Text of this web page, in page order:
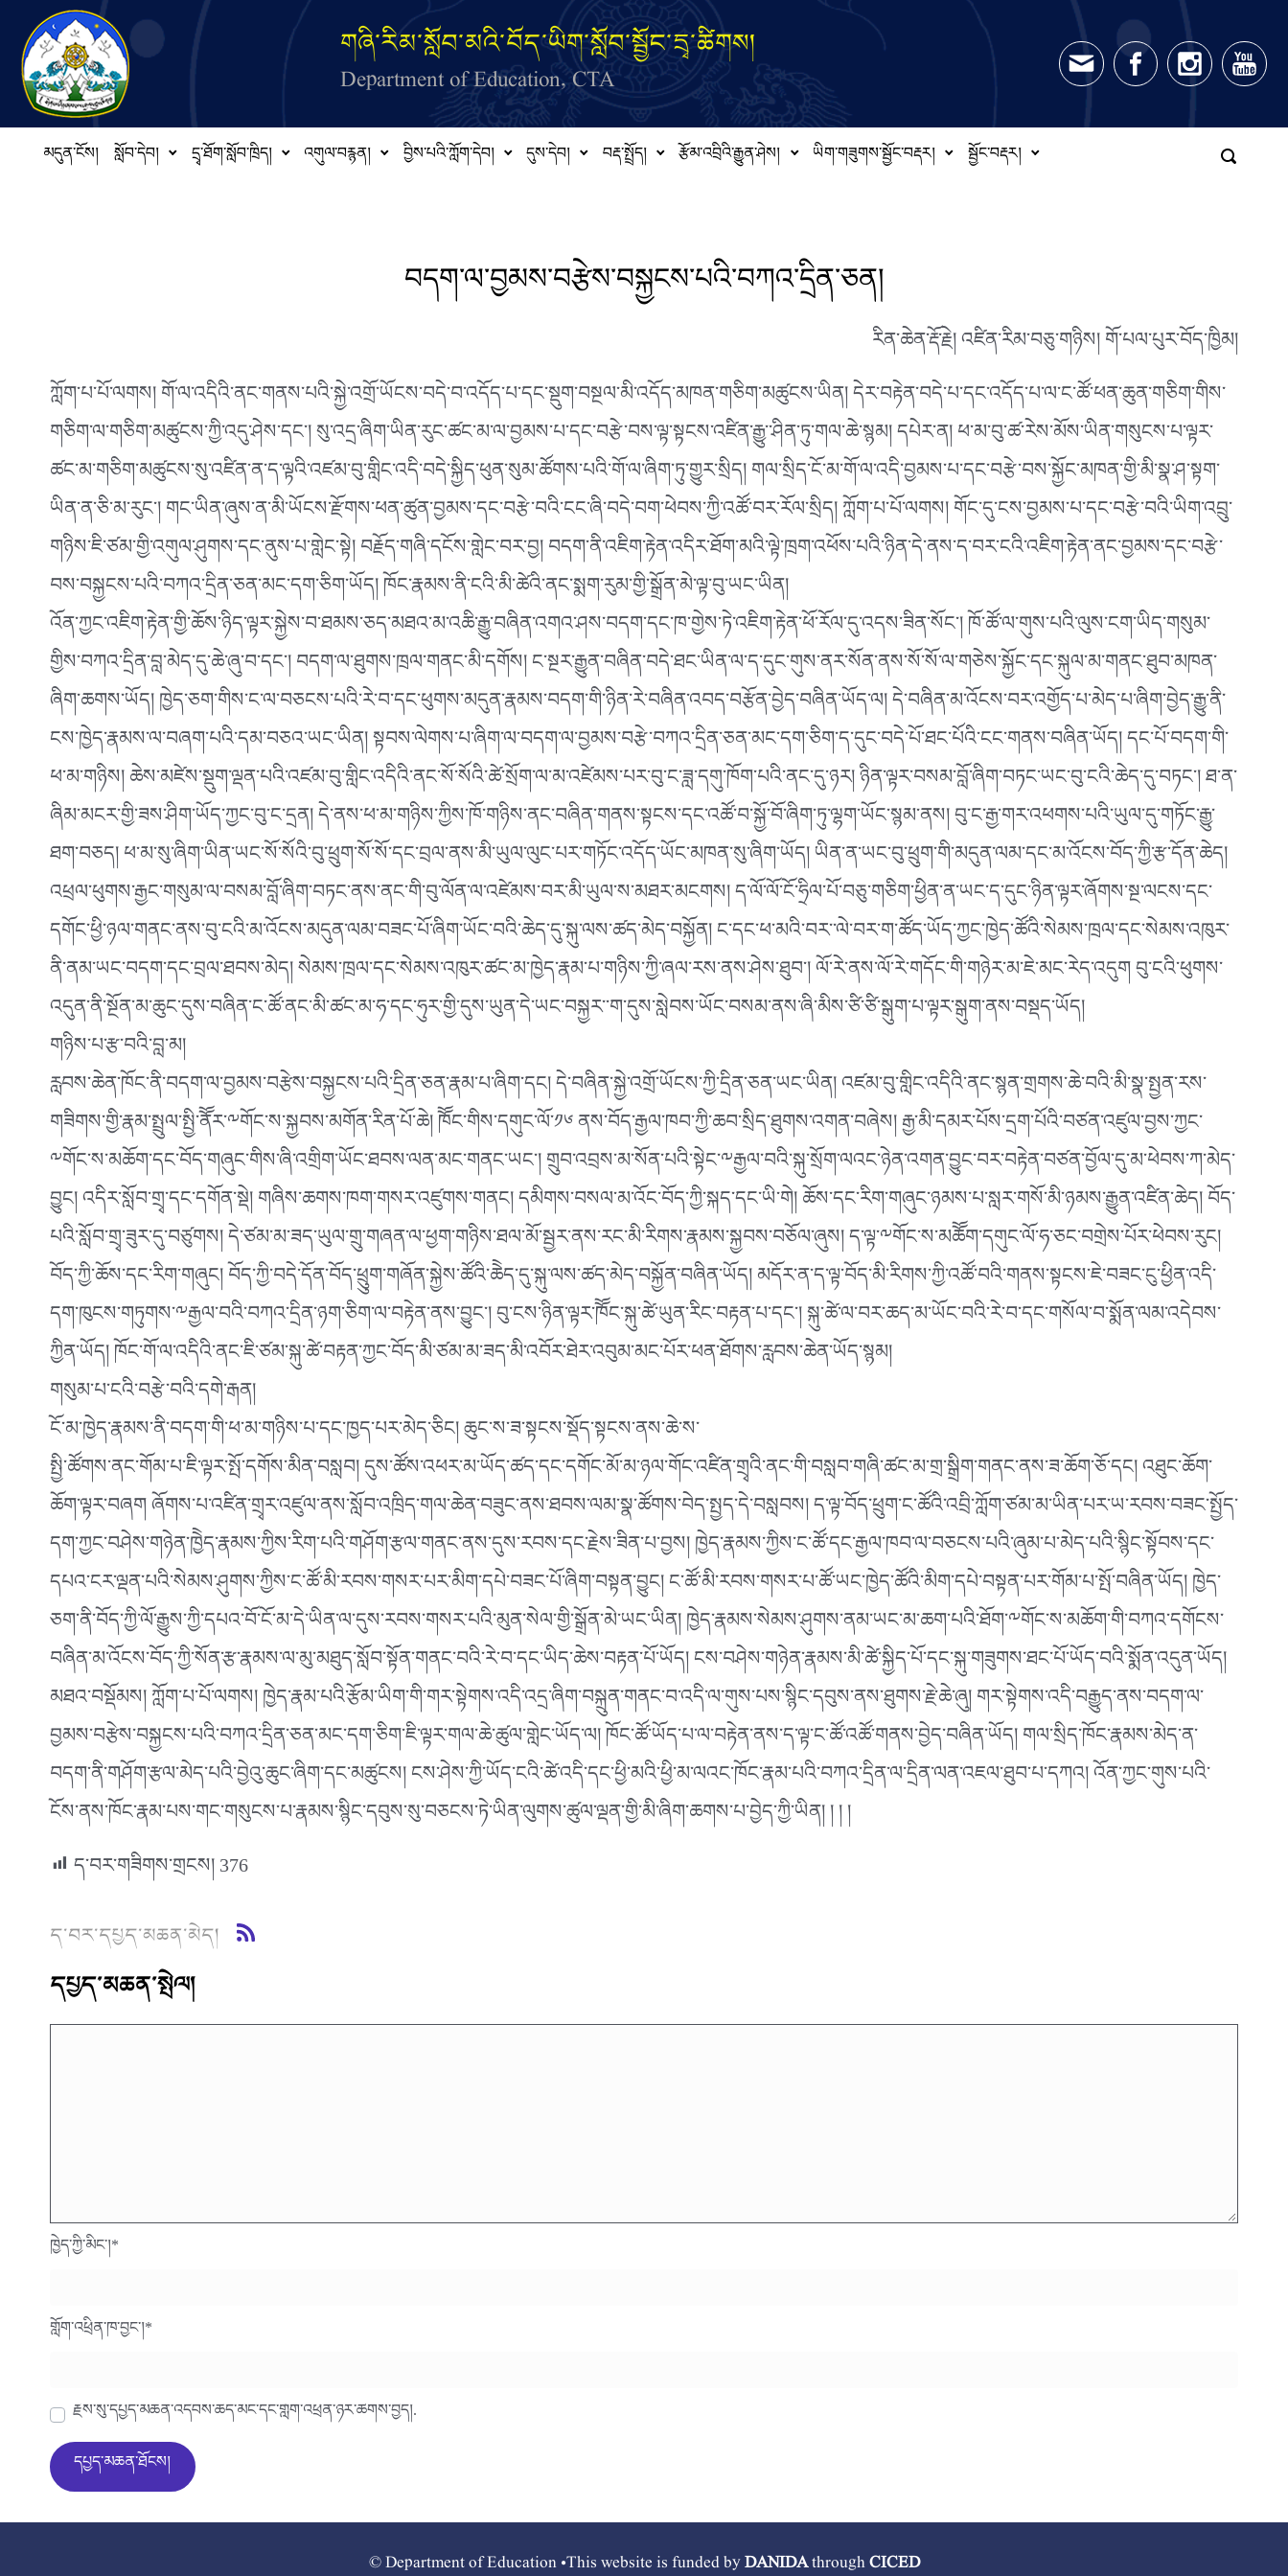
Skip to main content
གཞི་རིམ་སློབ་མའི་བོད་ཡིག་སློབ་སྦྱོང་དྲྭ་ཚིགས།
Department of Education, CTA
མདུན་ངོས། སློབ་དེབ། དྲྭ་ཐོག་སློབ་ཁྲིད། འགུལ་བརྙན། བྱིས་པའི་ཀློག་དེབ། དུས་དེབ། བརྡ་སྤྲོད། རྩོམ་འབྲིའི་རྒྱུན་ཤེས། ཡིག་གཟུགས་སྦྱོང་བརྡར། སྦྱོང་བརྡར།
བདག་ལ་བྱམས་བརྩེས་བསྐྱངས་པའི་བཀའ་དྲིན་ཅན།
རིན་ཆེན་རྡོ་རྗེ། འཛིན་རིམ་བཅུ་གཉིས། གོ་པལ་པུར་བོད་ཁྱིམ།
ཀློག་པ་པོ་ལགས། གོ་ལ་འདིའི་ནང་གནས་པའི་སྐྱེ་འགྲོ་ཡོངས་བདེ་བ་འདོད་པ་དང་སྡུག་བསྔལ་མི་འདོད་མཁན་གཅིག་མཚུངས་ཡིན། དེར་བརྟེན་བདེ་པ་དང་འདོད་པ་ལ་ང་ཚོ་ཕན་ཆུན་གཅིག་གིས་
གཅིག་ལ་གཅིག་མཚུངས་ཀྱི་འདུ་ཤེས་དང་། སུ་འདྲ་ཞིག་ཡིན་རུང་ཚང་མ་ལ་བྱམས་པ་དང་བརྩེ་བས་ལྟ་སྟངས་འཛིན་རྒྱུ་་ཤིན་ཏུ་གལ་ཆེ་སྙམ། དཔེར་ན། ཕ་མ་བུ་ཚ་རེས་མོས་ཡིན་གསུངས་པ་ལྟར་
ཚང་མ་གཅིག་མཚུངས་སུ་འཛིན་ན་ད་ལྟའི་འཛམ་བུ་གླིང་འདི་བདེ་སྐྱིད་ཕུན་སུམ་ཚོགས་པའི་གོ་ལ་ཞིག་ཏུ་གྱུར་སྲིད། གལ་སྲིད་ངོ་མ་གོ་ལ་འདི་བྱམས་པ་དང་བརྩེ་བས་སྐྱོང་མཁན་གྱི་མི་སྣ་ཤ་སྟག་
ཡིན་ན་ཅི་མ་རུང་། གང་ཡིན་ཞུས་ན་མི་ཡོངས་རྫོགས་ཕན་ཚུན་བྱམས་དང་བརྩེ་བའི་ངང་ཞི་བདེ་བག་ཕེབས་ཀྱི་འཚོ་བར་རོལ་སྲིད། ཀློག་པ་པོ་ལགས། གོང་དུ་ངས་བྱམས་པ་དང་བརྩེ་བའི་ཡིག་འབྲུ་
གཉིས་ཇི་ཙམ་གྱི་འགུལ་ཤུགས་དང་ནུས་པ་གླེང་སྟེ། བརྗོད་གཞི་དངོས་གླེང་བར་བྱ། བདག་ནི་འཇིག་རྟེན་འདིར་ཐོག་མའི་ལྟེ་ཁྲག་འཕོས་པའི་ཉིན་དེ་ནས་ད་བར་ངའི་འཇིག་རྟེན་ནང་བྱམས་དང་བརྩེ་
བས་བསྐྱངས་པའི་བཀའ་དྲིན་ཅན་མང་དག་ཅིག་ཡོད། ཁོང་རྣམས་ནི་ངའི་མི་ཚེའི་ནང་སྨག་རུམ་གྱི་སྒྲོན་མེ་ལྟ་བུ་ཡང་ཡིན།
འོན་ཀྱང་འཇིག་རྟེན་གྱི་ཆོས་ཉིད་ལྟར་སྐྱེས་བ་ཐམས་ཅད་མཐའ་མ་འཆི་རྒྱུ་བཞིན་འགའ་ཤས་བདག་དང་ཁ་གྱེས་ཏེ་འཇིག་རྟེན་ཕོ་རོལ་དུ་འདས་ཟིན་སོང་། ཁོ་ཚོ་ལ་གུས་པའི་ལུས་ངག་ཡིད་གསུམ་
གྱིས་བཀའ་དྲིན་བླ་མེད་དུ་ཆེ་ཞུ་བ་དང་། བདག་ལ་ཐུགས་ཁྲལ་གནང་མི་དགོས། ང་སྔར་རྒྱུན་བཞིན་བདེ་ཐང་ཡིན་ལ་ད་དུང་གུས་ནར་སོན་ནས་སོ་སོ་ལ་གཅེས་སྐྱོང་དང་སྐུལ་མ་གནང་ཐུབ་མཁན་
ཞིག་ཆགས་ཡོད། ཁྱེད་ཅག་གིས་ང་ལ་བཅངས་པའི་རེ་བ་དང་ཕུགས་མདུན་རྣམས་བདག་གི་ཉིན་རེ་བཞིན་འབད་བརྩོན་བྱེད་བཞིན་ཡོད་ལ། དེ་བཞིན་མ་འོངས་བར་འགྱོད་པ་མེད་པ་ཞིག་བྱེད་རྒྱུ་ནི་
ངས་ཁྱེད་རྣམས་ལ་བཞག་པའི་དམ་བཅའ་ཡང་ཡིན། སྟབས་ལེགས་པ་ཞིག་ལ་བདག་ལ་བྱམས་བརྩེ་བཀའ་དྲིན་ཅན་མང་དག་ཅིག་ད་དུང་བདེ་པོ་ཐང་པོའི་ངང་གནས་བཞིན་ཡོད། དང་པོ་བདག་གི་
ཕ་མ་གཉིས། ཆེས་མཛེས་སྡུག་ལྡན་པའི་འཛམ་བུ་གླིང་འདིའི་ནང་སོ་སོའི་ཚེ་སྲོག་ལ་མ་འཛེམས་པར་བུ་ང་ཟླ་དགུ་ཁོག་པའི་ནང་དུ་ཉར། ཉིན་ལྟར་བསམ་བློ་ཞིག་བཏང་ཡང་བུ་ངའི་ཆེད་དུ་བཏང་། ཐ་ན་
ཞིམ་མངར་གྱི་ཟས་ཤིག་ཡོད་ཀྱང་བུ་ང་དྲན། དེ་ནས་ཕ་མ་གཉིས་ཀྱིས་ཁོ་གཉིས་ནང་བཞིན་གནས་སྟངས་དང་འཚོ་བ་སྐྱོ་བོ་ཞིག་ཏུ་ལྷག་ཡོང་སྙམ་ནས། བུ་ང་རྒྱ་གར་འཕགས་པའི་ཡུལ་དུ་གཏོང་རྒྱུ་
ཐག་བཅད། ཕ་མ་སུ་ཞིག་ཡིན་ཡང་སོ་སོའི་བུ་ཕྲུག་སོ་སོ་དང་བྲལ་ནས་མི་ཡུལ་ལུང་པར་གཏོང་འདོད་ཡོང་མཁན་སུ་ཞིག་ཡོད། ཡིན་ན་ཡང་བུ་ཕྲུག་གི་མདུན་ལམ་དང་མ་འོངས་བོད་ཀྱི་རྩ་དོན་ཆེད།
འཕྲལ་ཕུགས་རྒྱང་གསུམ་ལ་བསམ་བློ་ཞིག་བཏང་ནས་ནང་གི་བུ་ལོན་ལ་འཛེམས་བར་མི་ཡུལ་ས་མཐར་མངགས། ད་ལོ་ལོ་ངོ་ཧྲིལ་པོ་བཅུ་གཅིག་ཕྱིན་ན་ཡང་ད་དུང་ཉིན་ལྟར་ཞོགས་སྔ་ལངས་དང་
དགོང་ཕྱི་ཉལ་གནང་ནས་བུ་ངའི་མ་འོངས་མདུན་ལམ་བཟང་པོ་ཞིག་ཡོང་བའི་ཆེད་དུ་སྐུ་ལས་ཚད་མེད་བསྐྱོན། ང་དང་ཕ་མའི་བར་་ལེ་བར་ག་ཚོད་ཡོད་ཀྱང་ཁྱེད་ཚོའི་སེམས་ཁྲལ་དང་སེམས་འཁུར་
ནི་ནམ་ཡང་བདག་དང་བྲལ་ཐབས་མེད། སེམས་ཁྲལ་དང་སེམས་འཁུར་ཚང་མ་ཁྱེད་རྣམ་པ་གཉིས་ཀྱི་ཞལ་རས་ནས་ཤེས་ཐུབ་། ལོ་རེ་ནས་ལོ་རེ་གདོང་གི་གཉེར་མ་ཇེ་མང་རེད་འདུག བུ་ངའི་ཕུགས་
འདུན་ནི་སྔོན་མ་ཆུང་དུས་བཞིན་ང་ཚོ་ནང་མི་ཚང་མ་ཧ་དང་ཧུར་གྱི་དུས་ཡུན་དེ་ཡང་བསྐྱར་་ག་དུས་སླེབས་ཡོང་བསམ་ནས་ཞི་མིས་ཙི་ཙི་སྒུག་པ་ལྟར་སྒུག་ནས་བསྡད་ཡོད།
གཉིས་པ་རྩ་བའི་བླ་མ།
རླབས་ཆེན་ཁོང་ནི་བདག་ལ་བྱམས་བརྩེས་བསྐྱངས་པའི་དྲིན་ཅན་རྣམ་པ་ཞིག་དང། དེ་བཞིན་སྐྱེ་འགྲོ་ཡོངས་ཀྱི་དྲིན་ཅན་ཡང་ཡིན། འཛམ་བུ་གླིང་འདིའི་ནང་སྙན་གྲགས་ཆེ་བའི་མི་སྣ་སྤྱན་རས་
གཟིགས་གྱི་རྣམ་སྤྲུལ་སྤྱི་ནོོར་༸གོང་ས་སྐྱབས་མགོན་རིན་པོ་ཆེ། ཁོོང་གིས་དགུང་ལོ་༡༦ ནས་བོད་རྒྱལ་ཁབ་ཀྱི་ཆབ་སྲིད་ཐུགས་འགན་བཞེས། རྒྱ་མི་དམར་པོས་དྲག་པོའི་བཙན་འཛུལ་བྱས་ཀྱང་
༸གོང་ས་མཆོག་དང་བོད་གཞུང་གིས་ཞི་འགྲིག་ཡོང་ཐབས་ལན་མང་གནང་ཡང་། གྲུབ་འབྲས་མ་སོན་པའི་སྟེང་༸རྒྱལ་བའི་སྐུ་སྲོག་ལའང་ཉེན་འགན་བྱུང་བར་བརྟེན་བཙན་བྱོལ་དུ་མ་ཕེབས་ཀ་མེད་
བྱུང། འདིར་སློབ་གྲྭ་དང་དགོན་སྡེ། གཞིས་ཆགས་ཁག་གསར་འཛུགས་གནང། དམིགས་བསལ་མ་འོང་བོད་ཀྱི་སྐད་དང་ཡི་གེ། ཆོས་དང་རིག་གཞུང་ཉམས་པ་སླར་གསོ་མི་ཉམས་རྒྱུན་འཛིན་ཆེད། བོད་
པའི་སློབ་གྲྭ་ཟུར་དུ་བཙུགས། དེ་ཙམ་མ་ཟད་ཡུལ་གྲུ་གཞན་ལ་ཕྱག་གཉིས་ཐལ་མོ་སྦྱར་ནས་རང་མི་རིགས་རྣམས་སྐྱབས་བཅོལ་ཞུས། ད་ལྟ་༸གོང་ས་མཆོོག་དགུང་ལོ་ཧ་ཅང་བགྲེས་པོར་ཕེབས་རུང།
བོད་ཀྱི་ཆོས་དང་རིག་གཞུང། བོད་ཀྱི་བདེ་དོན་བོད་ཕྲུུག་གཞོན་སྐྱེས་ཚོའི་ཆེེད་དུ་སྐུ་ལས་ཚད་མེད་བསྐྱོན་བཞིན་ཡོད། མདོར་ན་ད་ལྟ་བོད་མི་རིགས་ཀྱི་འཚོ་བའི་གནས་སྟངས་ཇེ་བཟང་ངུ་ཕྱིན་འདི་
དག་ཁུངས་གཏུགས་༸རྒྱལ་བའི་བཀའ་དྲིན་ཉག་ཅིག་ལ་བརྟེན་ནས་བྱུང་། བུ་ངས་ཉིན་ལྟར་ཁོོང་སྐུ་ཚེ་ཡུན་རིང་བརྟན་པ་དང་། སྐུ་ཚེ་ལ་བར་ཆད་མ་ཡོང་བའི་རེ་བ་དང་གསོལ་བ་སྨོན་ལམ་འདེབས་
ཀྱིན་ཡོད། ཁོང་གོ་ལ་འདིའི་ནང་ཇི་ཙམ་སྐུ་ཚེ་བརྟན་ཀྱང་བོད་མི་ཙམ་མ་ཟད་མི་འབོར་ཐེར་འབུམ་མང་པོར་ཕན་ཐོགས་རླབས་ཆེན་ཡོད་སྙམ།
གསུམ་པ་ངའི་བརྩེ་བའི་དགེ་རྒན།
ངོ་མ་ཁྱེད་རྣམས་ནི་བདག་གི་ཕ་མ་གཉིས་པ་དང་ཁྱད་པར་མེད་ཅིང། ཆུང་ས་ཟ་སྟངས་སྡོད་སྟངས་ནས་ཆེ་ས་
སྤྱི་ཚོགས་ནང་གོམ་པ་ཇི་ལྟར་སྤོ་དགོས་མིན་བསླབ། དུས་ཚོས་འཕར་མ་ཡོད་ཚད་དང་དགོང་མོ་མ་ཉལ་གོང་འཛིན་གྲྭའི་ནང་གི་བསླབ་གཞི་ཚང་མ་གྲ་སྒྲིག་གནང་ནས་ཟ་ཆོག་ཅོ་དང། འཐུང་ཆོག་
ཆོག་ལྟར་བཞག ཞོགས་པ་འཛིན་གྲྭར་འཛུལ་ནས་སློབ་འཁྲིད་གལ་ཆེན་བཟུང་ནས་ཐབས་ལམ་སྣ་ཚོགས་བེད་སྤྱད་དེ་བསླབས། ད་ལྟ་བོད་ཕྲུག་ང་ཚོའི་འབྲི་ཀློག་ཙམ་མ་ཡིན་པར་ཡ་རབས་བཟང་སྤྱོད་
དག་ཀྱང་བཤེས་གཉེན་ཁྱེེད་རྣམས་ཀྱིས་རིག་པའི་གཤོག་རྩལ་གནང་ནས་དུས་རབས་དང་རྗེས་ཟིན་པ་བྱས། ཁྱེད་རྣམས་ཀྱིས་ང་ཚོ་དང་རྒྱལ་ཁབ་ལ་བཅངས་པའི་ཞུམ་པ་མེད་པའི་སྙིང་སྟོབས་དང་
དཔའ་ངར་ལྡན་པའི་སེམས་ཤུགས་ཀྱིས་ང་ཚོ་མི་རབས་གསར་པར་མིག་དཔེ་བཟང་པོ་ཞིག་བསྟན་བྱུང། ང་ཚོ་མི་རབས་གསར་པ་ཚོ་ཡང་ཁྱེད་ཚོའི་མིག་དཔེ་བསྟན་པར་གོམ་པ་སྤོ་བཞིན་ཡོད། ཁྱེད་
ཅག་ནི་བོད་ཀྱི་ལོ་རྒྱུས་ཀྱི་དཔའ་བོ་ངོ་མ་དེ་ཡིན་ལ་དུས་རབས་གསར་པའི་མུན་སེལ་གྱི་སྒྲོན་མེ་ཡང་ཡིན། ཁྱེད་རྣམས་སེམས་ཤུགས་ནམ་ཡང་མ་ཆག་པའི་ཐོག་༸གོང་ས་མཆོག་གི་བཀའ་དགོངས་
བཞིན་མ་འོངས་བོད་ཀྱི་སོན་རྩ་རྣམས་ལ་མུ་མཐུད་སློབ་སྟོན་གནང་བའི་རེ་བ་དང་ཡིད་ཆེས་བརྟན་པོ་ཡོད། ངས་བཤེས་གཉེན་རྣམས་མི་ཚེ་སྐྱིད་པོ་དང་སྐུ་གཟུགས་ཐང་པོ་ཡོད་བའི་སྨོན་འདུན་ཡོད།
མཐའ་བསྡོམས། ཀློག་པ་པོ་ལགས། ཁྱེད་རྣམ་པའི་རྩོམ་ཡིག་གི་གར་སྟེགས་འདི་འདྲ་ཞིག་བསྐྲུན་གནང་བ་འདི་ལ་གུས་པས་སྙིང་དབུས་ནས་ཐུགས་རྗེ་ཆེ་ཞུ། གར་སྟེགས་འདི་བརྒྱུད་ནས་བདག་ལ་
བྱམས་བརྩེས་བསྐྱངས་པའི་བཀའ་དྲིན་ཅན་མང་དག་ཅིག་ཇི་ལྟར་གལ་ཆེ་ཚུལ་གླེང་ཡོད་ལ། ཁོང་ཚོ་ཡོད་པ་ལ་བརྟེན་ནས་ད་ལྟ་ང་ཚོ་འཚོ་གནས་བྱེད་བཞིན་ཡོད། གལ་སྲིད་ཁོང་རྣམས་མེད་ན་
བདག་ནི་གཤོག་རྩལ་མེད་པའི་བྱེའུ་ཆུང་ཞིག་དང་མཚུངས། ངས་ཤེས་ཀྱི་ཡོད་ངའི་ཚེ་འདི་དང་ཕྱི་མའི་ཕྱི་མ་ལའང་ཁོང་རྣམ་པའི་བཀའ་དྲིན་ལ་དྲིན་ལན་འཇལ་ཐུབ་པ་དཀའ། འོན་ཀྱང་གུས་པའི་
ངོས་ནས་ཁོང་རྣམ་པས་གང་གསུངས་པ་རྣམས་སྙིང་དབུས་སུ་བཅངས་ཏེ་ཡིན་ལུགས་ཚུལ་ལྡན་གྱི་མི་ཞིག་ཆགས་པ་བྱེད་ཀྱི་ཡིན། ། ། །
ད་བར་གཟིགས་གྲངས།376
ད་བར་དཔྱད་མཆན་མེད།
དཔྱད་མཆན་སྤེལ།
ཁྱེད་ཀྱི་མིང་།*
གློག་འཕྲིན་ཁ་བྱང་།*
རྗེས་སུ་དཔྱད་མཆན་འདེབས་ཆེད་མིང་དང་གློག་འཕྲིན་ཉར་ཚགས་བྱེད།.
© Department of Education •This website is funded byDANIDAthroughCICED